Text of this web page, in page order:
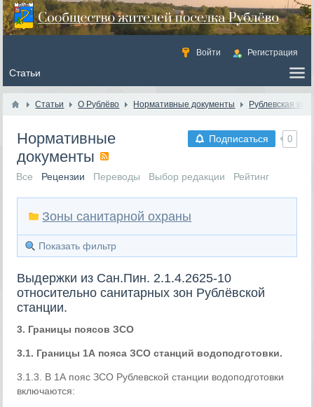
Войти Регистрация
Статьи О Рублёво Нормативные документы Рублевская
Подписаться 0
Нормативные
документы
Все Рецензии Переводы Выбор редакции Рейтинг
Зоны санитарной охраны
Показать фильтр
Выдержки из Сан.Пин. 2.1.4.2625-10
относительно санитарных зон Рублёвской
станции.
3. Границы поясов ЗСО
3.1. Границы 1А пояса ЗСО станций водоподготовки.
3.1.3. В 1А пояс ЗСО Рублевской станции водоподготовки
включаются: